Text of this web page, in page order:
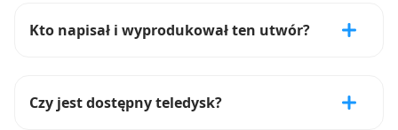
Kto napisał i wyprodukował ten utwór?
Czy jest dostępny teledysk?